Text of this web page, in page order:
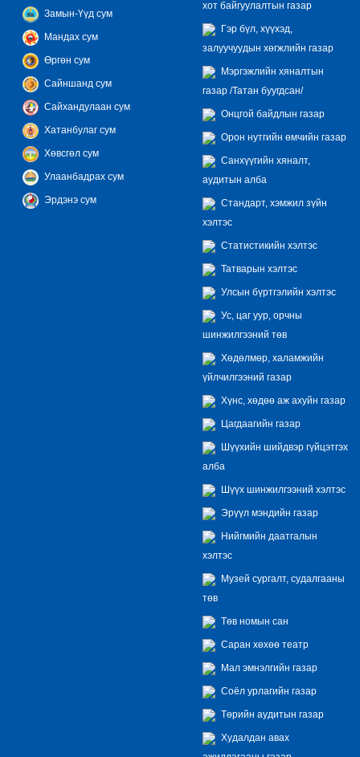
Замын-Үүд сум
Мандах сум
Өргөн сум
Сайншанд сум
Сайхандулаан сум
Хатанбулаг сум
Хөвсгөл сум
Улаанбадрах сум
Эрдэнэ сум
хот байгуулалтын газар
Гэр бүл, хүүхэд,
залуучуудын хөгжлийн газар
Мэргэжлийн хяналтын
газар /Татан буугдсан/
Онцгой байдлын газар
Орон нутгийн өмчийн газар
Санхүүгийн хяналт,
аудитын алба
Стандарт, хэмжил зүйн
хэлтэс
Статистикийн хэлтэс
Татварын хэлтэс
Улсын бүртгэлийн хэлтэс
Ус, цаг уур, орчны
шинжилгээний төв
Хөдөлмөр, халамжийн
үйлчилгээний газар
Хүнс, хөдөө аж ахуйн газар
Цагдаагийн газар
Шүүхийн шийдвэр гүйцэтгэх
алба
Шүүх шинжилгээний хэлтэс
Эрүүл мэндийн газар
Нийгмийн даатгалын
хэлтэс
Музей сургалт, судалгааны
төв
Төв номын сан
Саран хөхөө театр
Мал эмнэлгийн газар
Соёл урлагийн газар
Төрийн аудитын газар
Худалдан авах